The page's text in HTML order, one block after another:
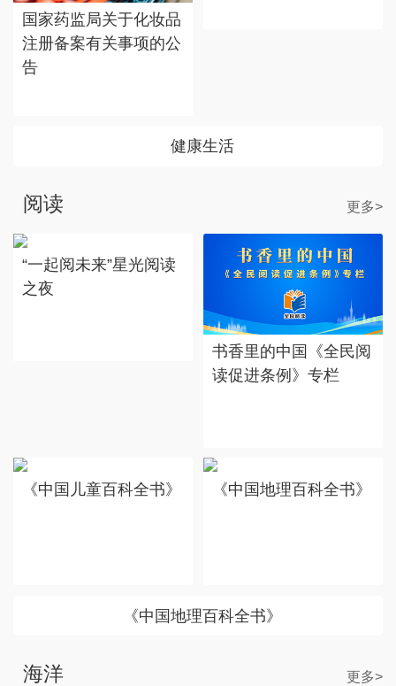
国家药监局关于化妆品
注册备案有关事项的公
告
健康生活
阅读 更多>
“一起阅未来”星光阅读
之夜
书香里的中国《全民阅
读促进条例》专栏
《中国儿童百科全书》 《中国地理百科全书》
《中国地理百科全书》
海洋 更多>